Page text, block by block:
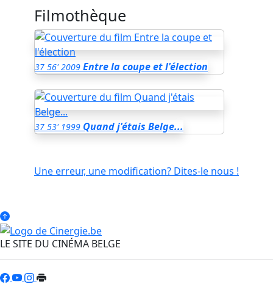
Filmothèque
37 56' 2009 Entre la coupe et l'élection
37 53' 1999 Quand j'étais Belge...
Une erreur, une modification? Dites-le nous !
LE SITE DU CINÉMA BELGE